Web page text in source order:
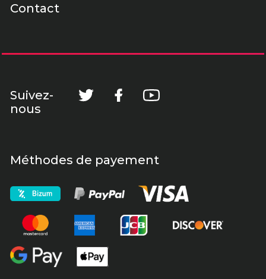
Contact
Suivez-
nous
Méthodes de payement